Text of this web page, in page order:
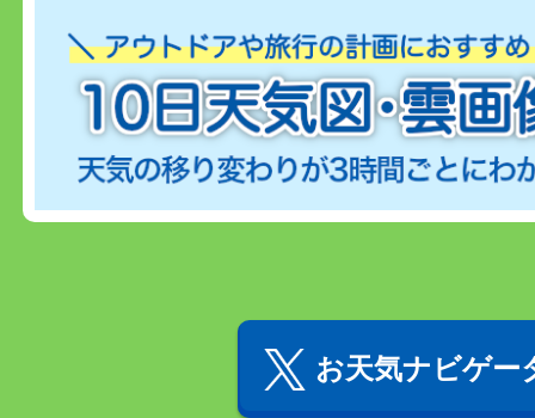
お天気ナビゲー